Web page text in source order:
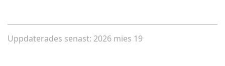
Uppdaterades senast: 2026 mies 19